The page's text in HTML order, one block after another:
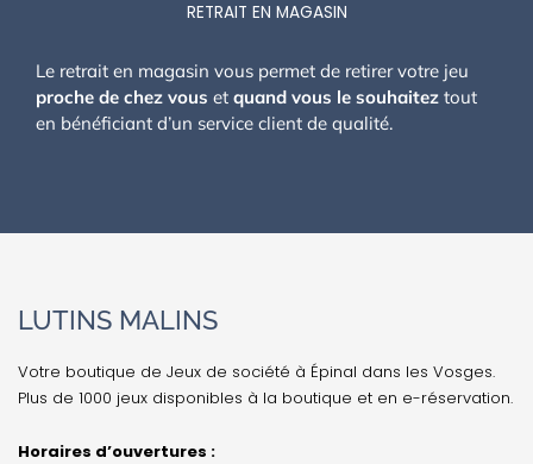
RETRAIT EN MAGASIN
Le retrait en magasin vous permet de retirer votre jeu
proche de chez vous et quand vous le souhaitez tout
en bénéficiant d’un service client de qualité.
LUTINS MALINS
Votre boutique de Jeux de société à Épinal dans les Vosges.
Plus de 1000 jeux disponibles à la boutique et en e-réservation.
Horaires d’ouvertures :